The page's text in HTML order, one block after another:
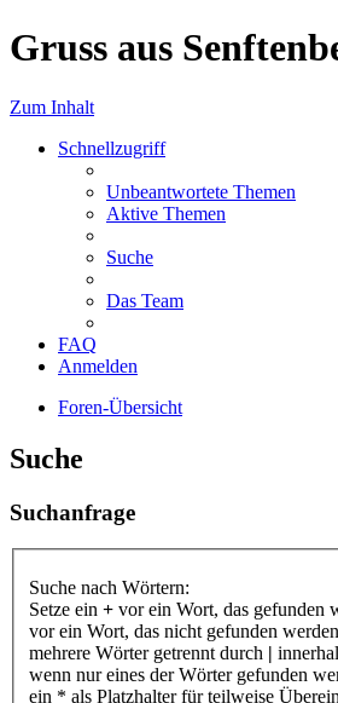
Gruss aus
Zum Inhalt
Schnellzugriff
Unbeantwortete Themen
Aktive Themen
Suche
Das Team
FAQ
Anmelden
Foren-Übersicht
Suche
Suchanfrage
Suche nach Wörtern:
Setze ein + vor ein Wort, das gefunden
vor ein Wort, das nicht gefunden
mehrere Wörter getrennt durch |
wenn nur eines der Wörter gefunden
ein * als Platzhalter für teilweise